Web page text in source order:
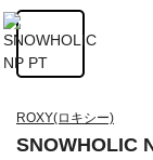
ROXY(ロキシー)
SNOWHOLIC